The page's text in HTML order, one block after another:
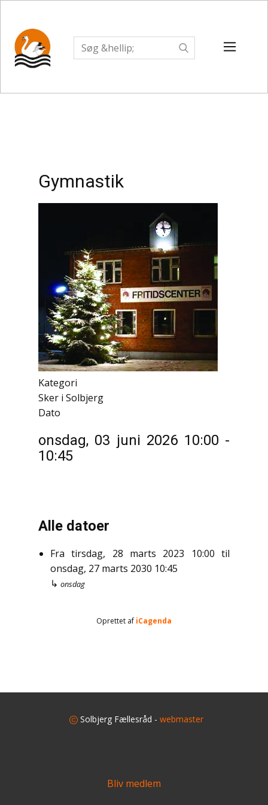
Gymnastik
Kategori
Sker i Solbjerg
Dato
onsdag, 03 juni 2026 10:00 -
10:45
Alle datoer
Fra tirsdag, 28 marts 2023 10:00 til
onsdag, 27 marts 2030 10:45
↳ onsdag
Oprettet af iCagenda
Solbjerg Fællesråd - webmaster
Bliv medlem